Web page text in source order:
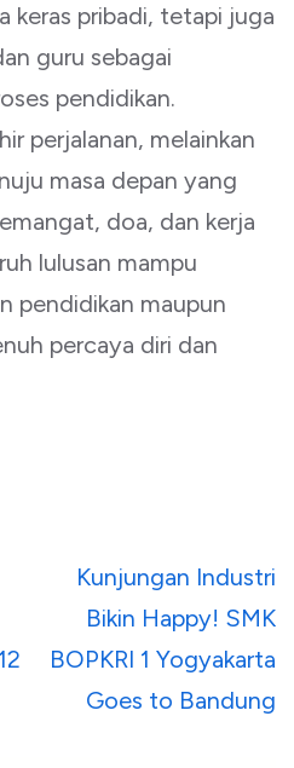
keras pribadi, tetapi juga
guru sebagai
pendidikan.
perjalanan, melainkan
masa depan yang
doa, dan kerja
lulusan mampu
pendidikan maupun
percaya diri dan
Kunjungan Industri
Bikin Happy! SMK
BOPKRI 1 Yogyakarta
Goes to Bandung